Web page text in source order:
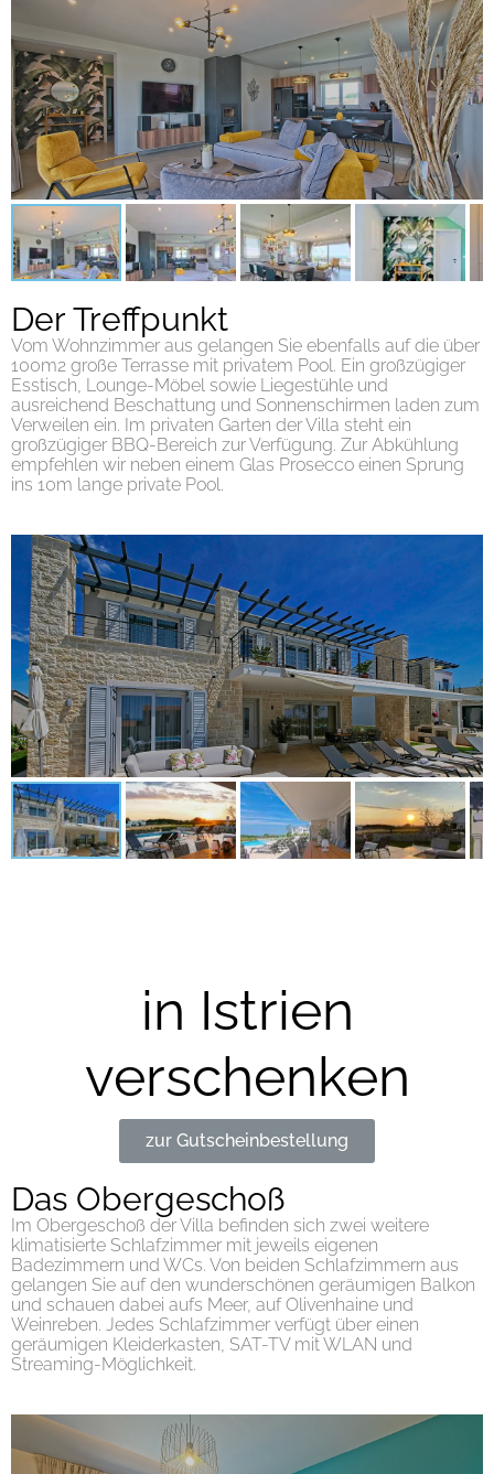
Der Treffpunkt
Vom Wohnzimmer aus gelangen Sie ebenfalls auf die über
100m2 große Terrasse mit privatem Pool. Ein großzügiger
Esstisch, Lounge-Möbel sowie Liegestühle und
ausreichend Beschattung und Sonnenschirmen laden zum
Verweilen ein. Im privaten Garten der Villa steht ein
großzügiger BBQ-Bereich zur Verfügung. Zur Abkühlung
empfehlen wir neben einem Glas Prosecco einen Sprung
ins 10m lange private Pool.
in Istrien
verschenken
zur Gutscheinbestellung
Das Obergeschoß
Im Obergeschoß der Villa befinden sich zwei weitere
klimatisierte Schlafzimmer mit jeweils eigenen
Badezimmern und WCs. Von beiden Schlafzimmern aus
gelangen Sie auf den wunderschönen geräumigen Balkon
und schauen dabei aufs Meer, auf Olivenhaine und
Weinreben. Jedes Schlafzimmer verfügt über einen
geräumigen Kleiderkasten, SAT-TV mit WLAN und
Streaming-Möglichkeit.